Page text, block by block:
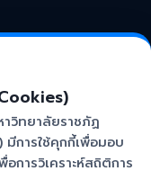
วิทยาลัยราชภัฏ
การใช้คุกกี้เพื่อมอบ
การวิเคราะห์สถิติการ